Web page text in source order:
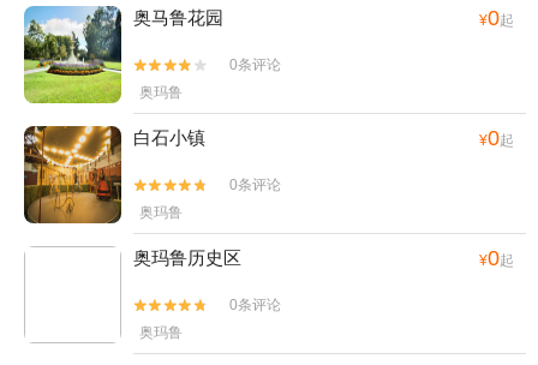
奥马鲁花园 ¥0起


0条评论
奥玛鲁
白石小镇 ¥0起


0条评论
奥玛鲁
奥玛鲁历史区 ¥0起


0条评论
奥玛鲁